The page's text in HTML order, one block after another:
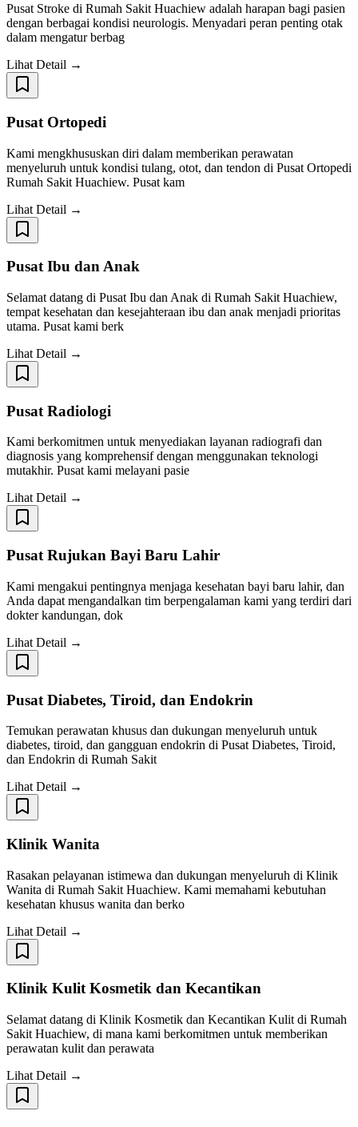
Pusat Stroke di Rumah Sakit Huachiew adalah harapan bagi pasien
dengan berbagai kondisi neurologis. Menyadari peran penting otak
dalam mengatur berbag
Lihat Detail →
Pusat Ortopedi
Kami mengkhususkan diri dalam memberikan perawatan
menyeluruh untuk kondisi tulang, otot, dan tendon di Pusat Ortopedi
Rumah Sakit Huachiew. Pusat kam
Lihat Detail →
Pusat Ibu dan Anak
Selamat datang di Pusat Ibu dan Anak di Rumah Sakit Huachiew,
tempat kesehatan dan kesejahteraan ibu dan anak menjadi prioritas
utama. Pusat kami berk
Lihat Detail →
Pusat Radiologi
Kami berkomitmen untuk menyediakan layanan radiografi dan
diagnosis yang komprehensif dengan menggunakan teknologi
mutakhir. Pusat kami melayani pasie
Lihat Detail →
Pusat Rujukan Bayi Baru Lahir
Kami mengakui pentingnya menjaga kesehatan bayi baru lahir, dan
Anda dapat mengandalkan tim berpengalaman kami yang terdiri dari
dokter kandungan, dok
Lihat Detail →
Pusat Diabetes, Tiroid, dan Endokrin
Temukan perawatan khusus dan dukungan menyeluruh untuk
diabetes, tiroid, dan gangguan endokrin di Pusat Diabetes, Tiroid,
dan Endokrin di Rumah Sakit
Lihat Detail →
Klinik Wanita
Rasakan pelayanan istimewa dan dukungan menyeluruh di Klinik
Wanita di Rumah Sakit Huachiew. Kami memahami kebutuhan
kesehatan khusus wanita dan berko
Lihat Detail →
Klinik Kulit Kosmetik dan Kecantikan
Selamat datang di Klinik Kosmetik dan Kecantikan Kulit di Rumah
Sakit Huachiew, di mana kami berkomitmen untuk memberikan
perawatan kulit dan perawata
Lihat Detail →